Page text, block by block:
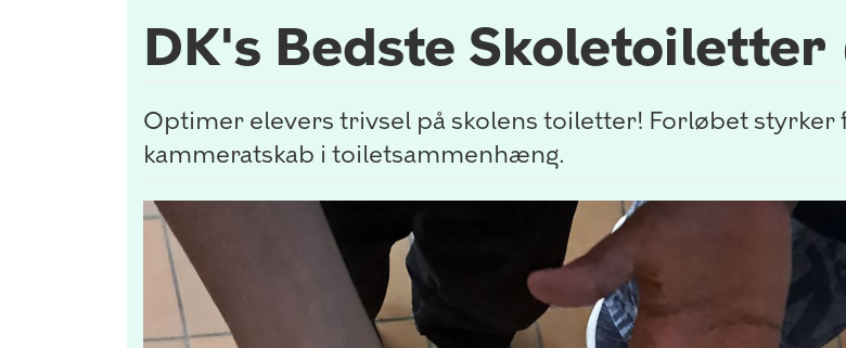
DK's Bedste Skoletoiletter
Optimer elevers trivsel på skolens toiletter! Forløbet styrker
kammeratskab i toiletsammenhæng.